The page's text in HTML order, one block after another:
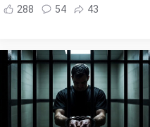
288 54 43